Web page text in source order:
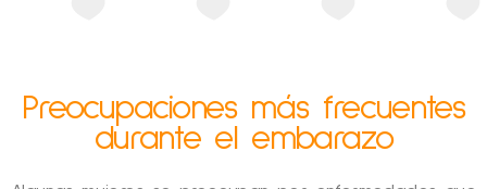
Preocupaciones más frecuentes
durante el embarazo